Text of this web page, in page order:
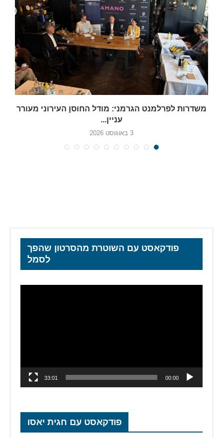
משדרות לפרלמנט הגרמני: מודל החוסן העירוני מעורר
עניין...
3 באוגוסט 2026
פודקאסט עם השוטרת מהסרטון שהפך
לסמל
00:00
33:01
פודקאסט עם חגית יאסו